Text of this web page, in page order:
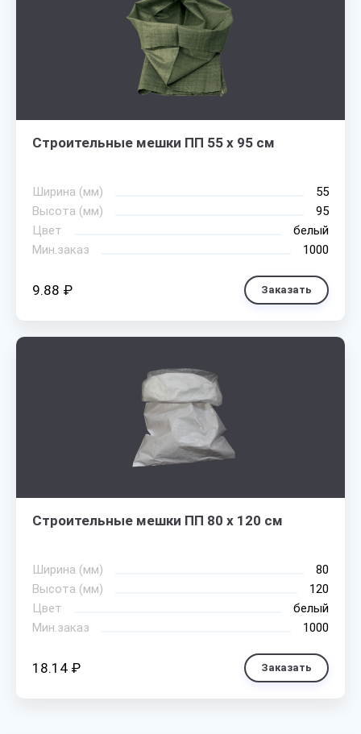
Строительные мешки ПП 55 х 95 см
Ширина (мм)
55
Высота (мм)
95
Цвет
белый
Мин.заказ
1000
9.88 ₽ Заказать
Строительные мешки ПП 80 х 120 см
Ширина (мм)
80
Высота (мм)
120
Цвет
белый
Мин.заказ
1000
18.14 ₽ Заказать